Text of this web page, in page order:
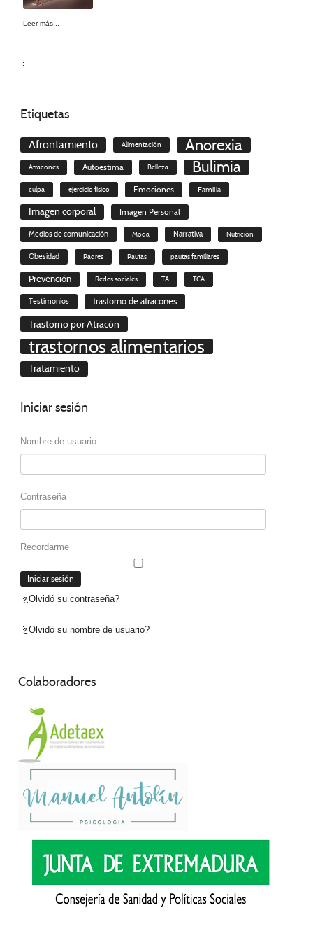
Leer más...
Etiquetas
Afrontamiento Alimentación Anorexia
Atracones Autoestima Belleza Bulimia
culpa ejercicio físico Emociones Familia
Imagen corporal Imagen Personal
Medios de comunicación Moda Narrativa Nutrición
Obesidad Padres Pautas pautas familiares
Prevención Redes sociales TA TCA
Testimonios trastorno de atracones
Trastorno por Atracón
trastornos alimentarios
Tratamiento
Iniciarsesión
Nombre de usuario
Contraseña
Recordarme
¿Olvidó su contraseña?
¿Olvidó su nombre de usuario?
Colaboradores